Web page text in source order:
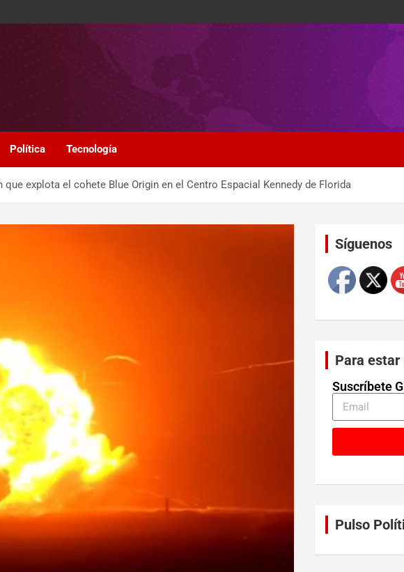
Política Tecnología
explota el cohete Blue Origin en el Centro Espacial Kennedy de Florida
Síguenos
Set
Para
Suscríbete
Pulso